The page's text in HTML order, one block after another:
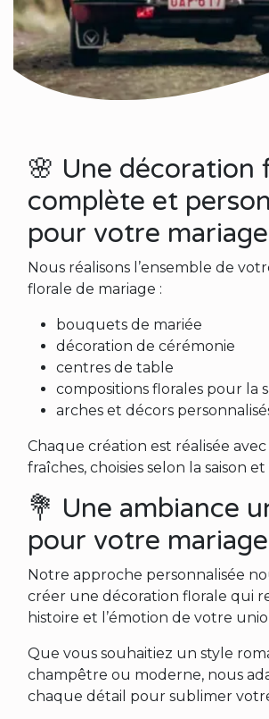
🌸 Une décoration
complète et
pour votre mariage
Nous réalisons l’ensemble de
florale de mariage :
bouquets de mariée
décoration de cérémonie
centres de table
compositions florales pour la
arches et décors
Chaque création est réalisée
fraîches, choisies selon la saison et
💐 Une ambiance
pour votre mariage
Notre approche personnalisée
créer une décoration florale qui
histoire et l’émotion de votre
Que vous souhaitiez un style
champêtre ou moderne, nous
chaque détail pour sublimer